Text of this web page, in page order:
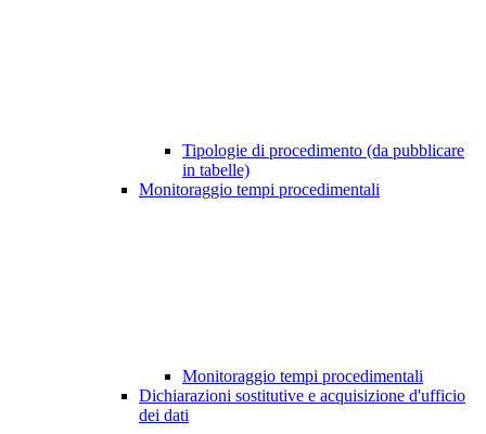
Tipologie di procedimento (da pubblicare
in tabelle)
Monitoraggio tempi procedimentali
Monitoraggio tempi procedimentali
Dichiarazioni sostitutive e acquisizione d'ufficio
dei dati